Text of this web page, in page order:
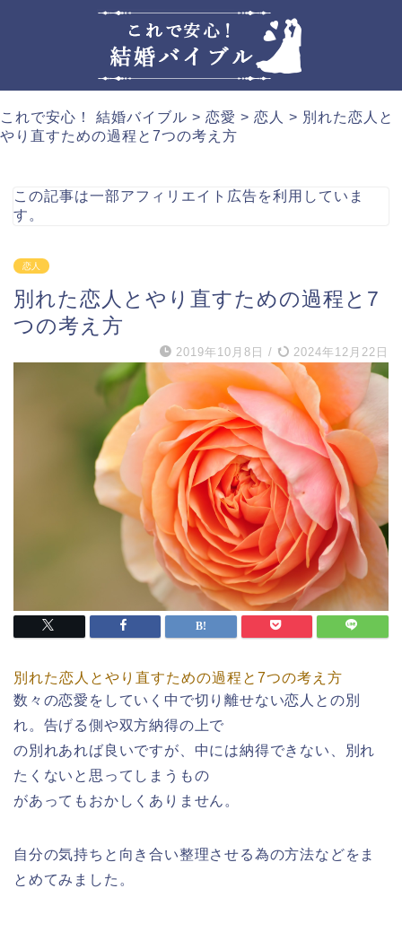
これで安心！ 結婚バイブル > 恋愛 > 恋人 > 別れた恋人と
やり直すための過程と7つの考え方
この記事は一部アフィリエイト広告を利用していま
す。
恋人
別れた恋人とやり直すための過程と7
つの考え方
2019年10月8日 / 2024年12月22日
別れた恋人とやり直すための過程と7つの考え方
数々の恋愛をしていく中で切り離せない恋人との別
れ。告げる側や双方納得の上で
の別れあれば良いですが、中には納得できない、別れ
たくないと思ってしまうもの
があってもおかしくありません。
自分の気持ちと向き合い整理させる為の方法などをま
とめてみました。